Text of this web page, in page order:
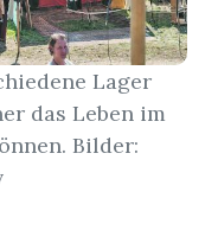
Lager
das Leben im
Bilder: